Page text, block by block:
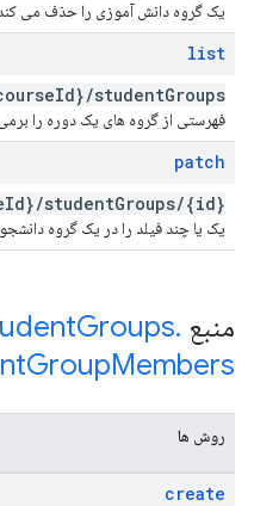
یک گروه دانش آموزی را حذف می
list
Id}/studentGroups
فهرستی از گروه های یک دوره را برمی
patch
Id}/studentGroups/{id}
یک یا چند فیلد را در یک گروه
منبع REST: Groups.
GroupMembers
روش ها
create